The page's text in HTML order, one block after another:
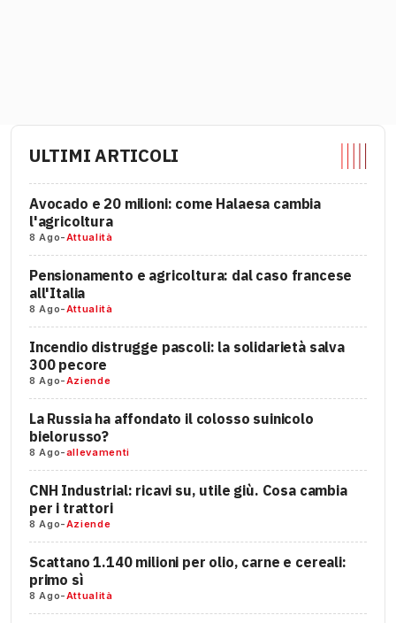
ULTIMI ARTICOLI
Avocado e 20 milioni: come Halaesa cambia
l'agricoltura
8 Ago-Attualità
Pensionamento e agricoltura: dal caso francese
all'Italia
8 Ago-Attualità
Incendio distrugge pascoli: la solidarietà salva
300 pecore
8 Ago-Aziende
La Russia ha affondato il colosso suinicolo
bielorusso?
8 Ago-allevamenti
CNH Industrial: ricavi su, utile giù. Cosa cambia
per i trattori
8 Ago-Aziende
Scattano 1.140 milioni per olio, carne e cereali:
primo sì
8 Ago-Attualità